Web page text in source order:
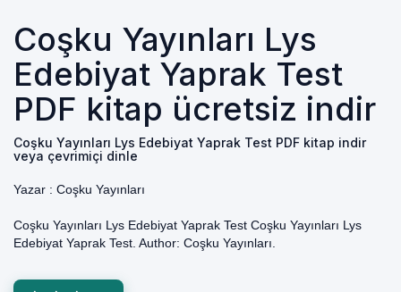
Coşku Yayınları Lys
Edebiyat Yaprak Test
PDF kitap ücretsiz indir
Coşku Yayınları Lys Edebiyat Yaprak Test PDF kitap indir
veya çevrimiçi dinle
Yazar : Coşku Yayınları
Coşku Yayınları Lys Edebiyat Yaprak Test Coşku Yayınları Lys
Edebiyat Yaprak Test. Author: Coşku Yayınları.